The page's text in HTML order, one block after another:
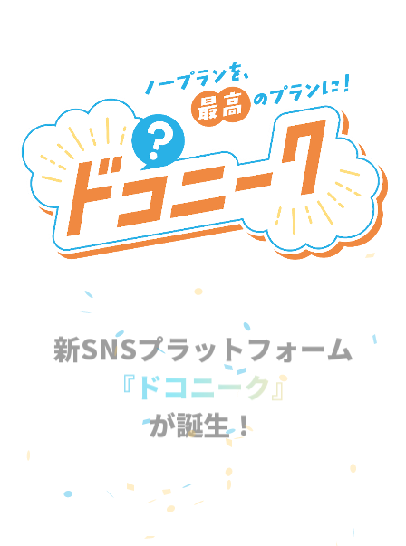
新SNSプラットフォーム
『ドコニーク』
が誕生！